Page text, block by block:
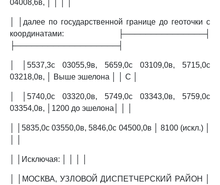
04008,6в, │ │ │ │
│ │далее по государственной границе до геоточки с
координатами: ├───────────────┤
├───────────────────┤
│ │5537,3с 03055,9в, 5659,0с 03109,0в, 5715,0с
03218,0в, │ Выше эшелона │ │ C │
│ │5740,0с 03320,0в, 5749,0с 03343,0в, 5759,0с
03354,0в, │1200 до эшелона│ │ │
│ │5835,0с 03550,0в, 5846,0с 04500,0в │ 8100 (искл.) │
│ │Исключая: │ │ │ │
│ │МОСКВА, УЗЛОВОЙ ДИСПЕТЧЕРСКИЙ РАЙОН │